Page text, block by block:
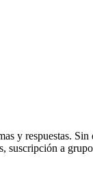
y respuestas. Sin
a